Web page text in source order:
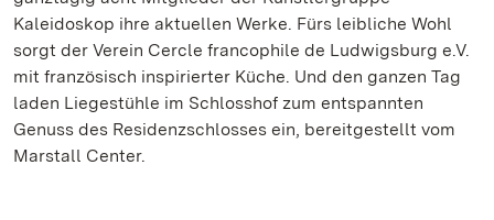
Kaleidoskop ihre aktuellen Werke. Fürs leibliche Wohl
sorgt der Verein Cercle francophile de Ludwigsburg e.V.
mit französisch inspirierter Küche. Und den ganzen Tag
laden Liegestühle im Schlosshof zum entspannten
Genuss des Residenzschlosses ein, bereitgestellt vom
Marstall Center.